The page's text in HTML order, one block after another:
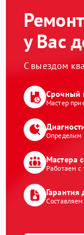
у Вас
С выездом
Срочный
Мастер
Определим
Мастера
Работаем
Гарантия